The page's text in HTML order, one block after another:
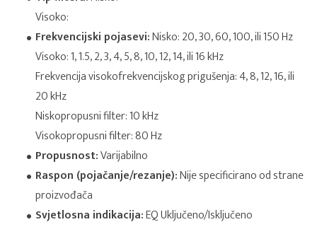
Visoko:
Frekvencijski pojasevi:Nisko: 20, 30, 60, 100, ili 150 Hz
Visoko: 1, 1.5, 2, 3, 4, 5, 8, 10, 12, 14, ili 16 kHz
Frekvencija visokofrekvencijskog prigušenja: 4, 8, 12, 16, ili
20 kHz
Niskopropusni filter: 10 kHz
Visokopropusni filter: 80 Hz
Propusnost:Varijabilno
Raspon (pojačanje/rezanje):Nije specificirano od strane
proizvođača
Svjetlosna indikacija:EQ Uključeno/Isključeno